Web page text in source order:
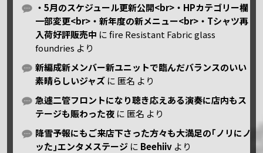
・5月のスケジュール更新公開<br>・HPカテゴリー欄
一部変更<br>・新年度の新メニュー<br>・Tシャツ再
入荷好評販売中 にfire Resistant Fabric glass
foundries より
新編成新メンバー新ユニットで臨んだバランスのいい
素晴らしいジャズ に 匿名 より
急遽二管フロントになり聴き応えある演奏に店内もス
テージも賑わった夜 に 匿名 より
降雪予報にもご来店下さった方々も大満足の｢ノリにノ
ッた｣エンタメステージ に Beehiiv より